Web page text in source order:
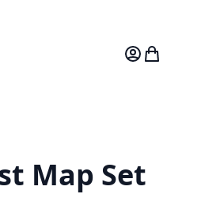
Mitt konto
Map Set